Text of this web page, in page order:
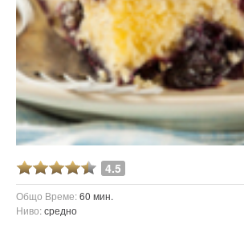
4.5
Общо Време:60 мин.
Ниво:средно